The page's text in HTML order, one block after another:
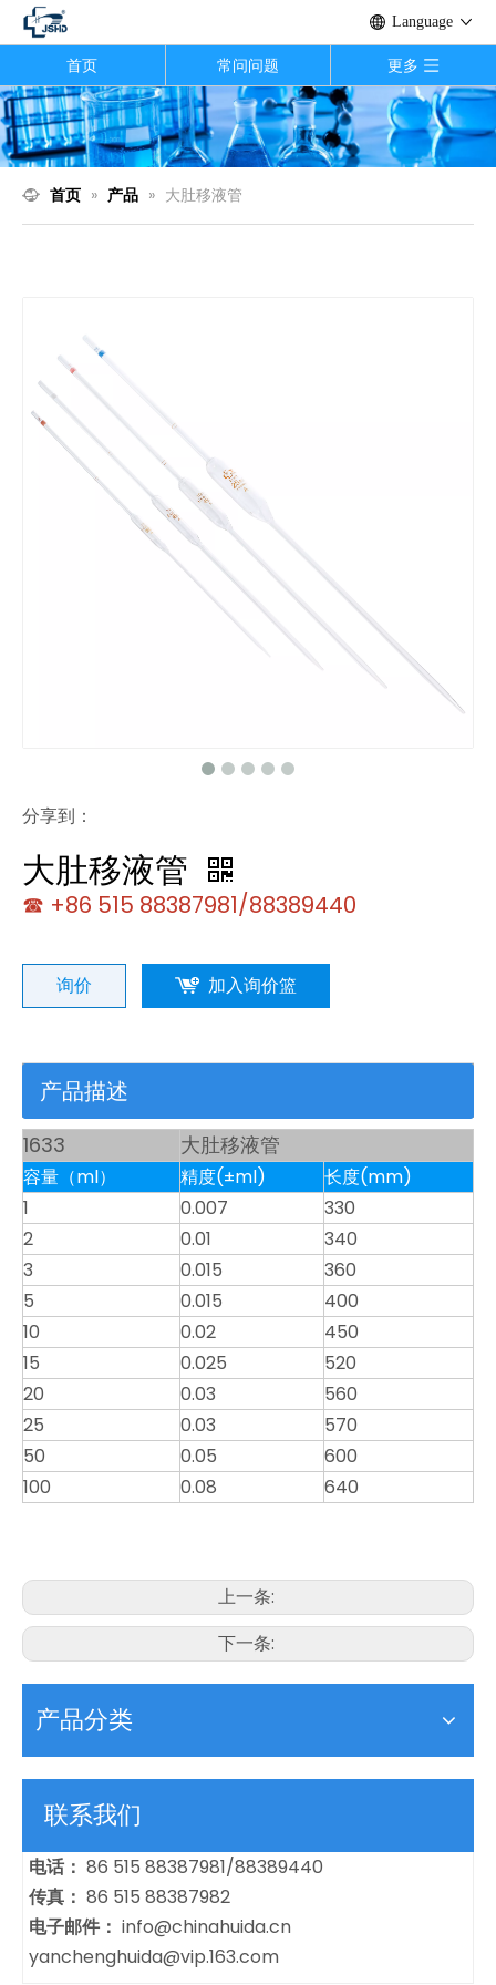
Language
首页 常问问题 更多
首页 » 产品 » 大肚移液管
分享到：
大肚移液管
☎ +86 515 88387981/88389440
询价 加入询价篮
产品描述
1633 大肚移液管
容量（ml） 精度(±ml)
长度(mm)
1
0.007
330
2
0.01
340
3
0.015
360
5
0.015
400
10
0.02
450
15
0.025
520
20
0.03
560
25
0.03
570
50
0.05
600
100
0.08 640
上一条:
下一条:
产品分类
联系我们
电话： 86 515 88387981/88389440
传真： 86 515 88387982
电子邮件： info@chinahuida.cn
yanchenghuida@vip.163.com